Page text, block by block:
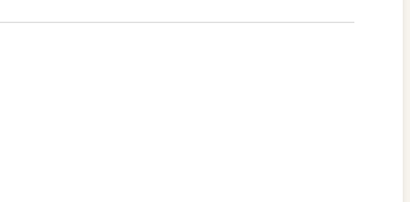
性がグッド！